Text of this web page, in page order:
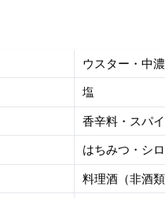
ウスター・中
塩
香辛料・スパ
はちみつ・シ
料理酒（非酒類